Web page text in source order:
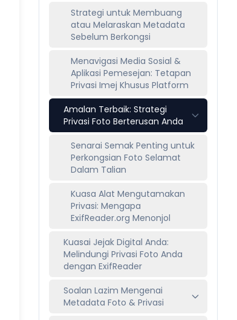
Strategi untuk Membuang
atau Melaraskan Metadata
Sebelum Berkongsi
Menavigasi Media Sosial &
Aplikasi Pemesejan: Tetapan
Privasi Imej Khusus Platform
Amalan Terbaik: Strategi
Privasi Foto Berterusan Anda
Senarai Semak Penting untuk
Perkongsian Foto Selamat
Dalam Talian
Kuasa Alat Mengutamakan
Privasi: Mengapa
ExifReader.org Menonjol
Kuasai Jejak Digital Anda:
Melindungi Privasi Foto Anda
dengan ExifReader
Soalan Lazim Mengenai
Metadata Foto & Privasi